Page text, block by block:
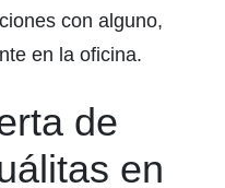
con alguno,
en la oficina.
de
en